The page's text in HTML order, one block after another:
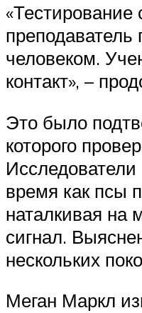
преподаватель
человеком.
контакт», –
Это было
которого
Исследователи
время как псы
наталкивая на
сигнал.
нескольких
Меган Маркл